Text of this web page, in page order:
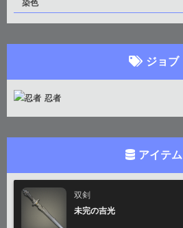
染色
ジョブ
忍者
アイテム
双剣
未完の吉光